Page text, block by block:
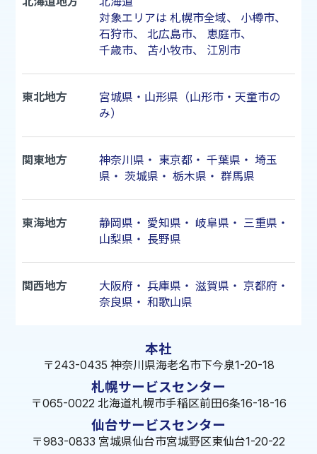
対象エリアは 札幌市全域、 小樽市、
石狩市、 北広島市、 恵庭市、
千歳市、 苫小牧市、 江別市
東北地方
宮城県・山形県（山形市・天童市の
み）
関東地方 神奈川県 ・ 東京都・ 千葉県 ・ 埼玉
県 ・ 茨城県 ・ 栃木県 ・ 群馬県
東海地方 静岡県 ・ 愛知県 ・ 岐阜県 ・ 三重県 ・
山梨県 ・ 長野県
関西地方 大阪府 ・ 兵庫県 ・ 滋賀県 ・ 京都府 ・
奈良県 ・ 和歌山県
本社
〒243-0435 神奈川県海老名市下今泉1-20-18
札幌サービスセンター
〒065-0022 北海道札幌市手稲区前田6条16-18-16
仙台サービスセンター
〒983-0833 宮城県仙台市宮城野区東仙台1-20-22